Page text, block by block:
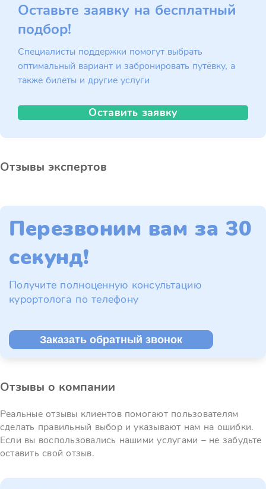
Оставьте заявку на бесплатный
подбор!
Специалисты поддержки помогут выбрать
оптимальный вариант и забронировать путёвку, а
также билеты и другие услуги
Оставить заявку
Отзывы экспертов
Перезвоним вам за 30
секунд!
Получите полноценную консультацию
курортолога по телефону
Заказать обратный звонок
Отзывы о компании
Реальные отзывы клиентов помогают пользователям
сделать правильный выбор и указывают нам на ошибки.
Если вы воспользовались нашими услугами – не забудьте
оставить свой отзыв.